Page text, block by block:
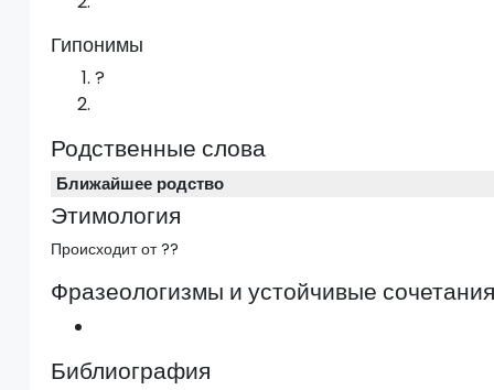
Гипонимы
?
Родственные слова
Ближайшее родство
Этимология
Происходит от ??
Фразеологизмы и устойчивые
Библиография